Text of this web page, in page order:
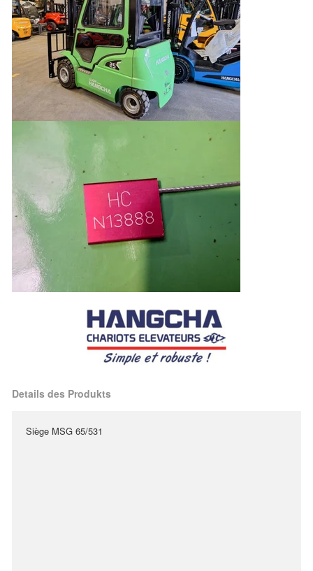
Details des Produkts
Siège MSG 65/531